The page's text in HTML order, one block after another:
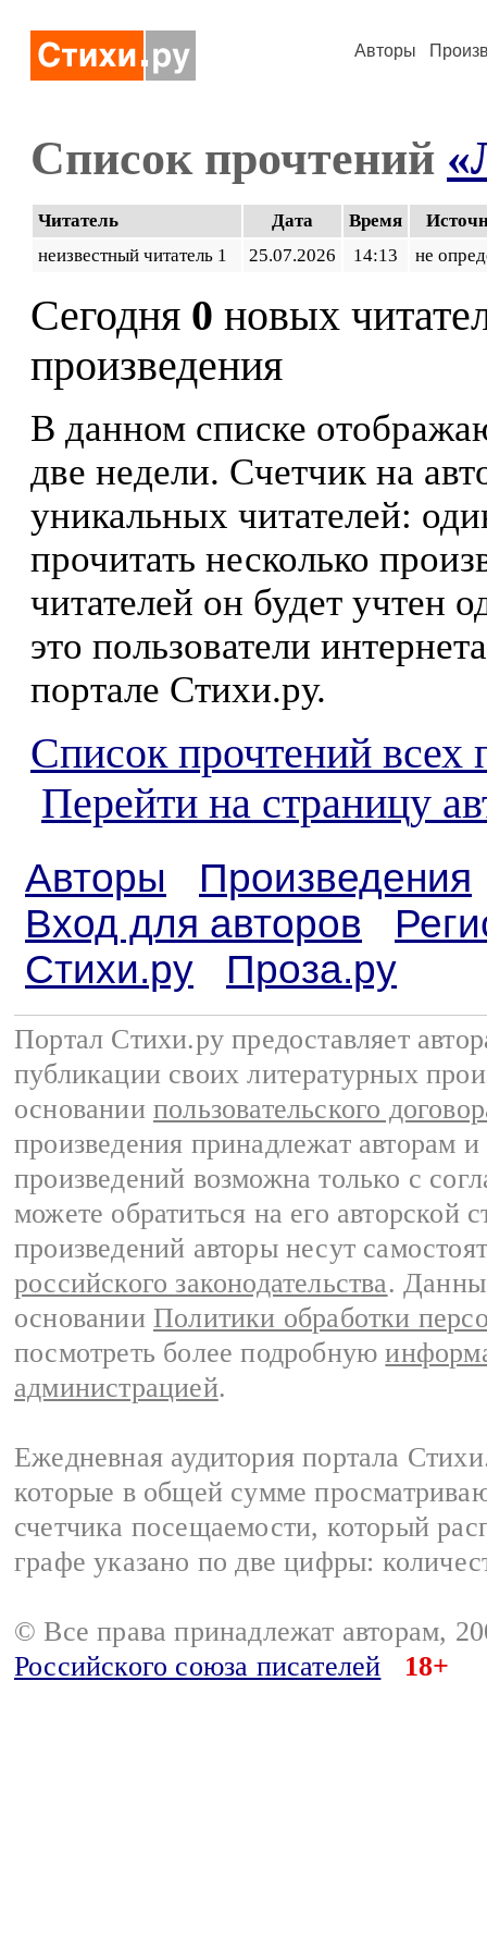
Авторы
Список прочтений
Читатель Дата Время
неизвестный читатель 1
25.07.2026 14:13 не
Сегодня 0 новых
произведения
В данном списке
две недели. Счетчик на
уникальных читателей:
прочитать несколько
читателей он будет учтен
это пользователи
портале Стихи.ру.
Список прочтений всех
Перейти на страницу
Авторы
Произведения
Вход для авторов
Стихи.ру
Проза.ру
Портал Стихи.ру предоставляет
публикации своих литературных
основании пользовательского
произведения принадлежат авторам
произведений возможна только с
можете обратиться на его авторской
произведений авторы несут
российского законодательства.
основании Политики обработки
посмотреть более подробную
администрацией.
Ежедневная аудитория портала
которые в общей сумме
счетчика посещаемости, который
графе указано по две цифры:
© Все права принадлежат авторам,
Российского союза писателей
18+